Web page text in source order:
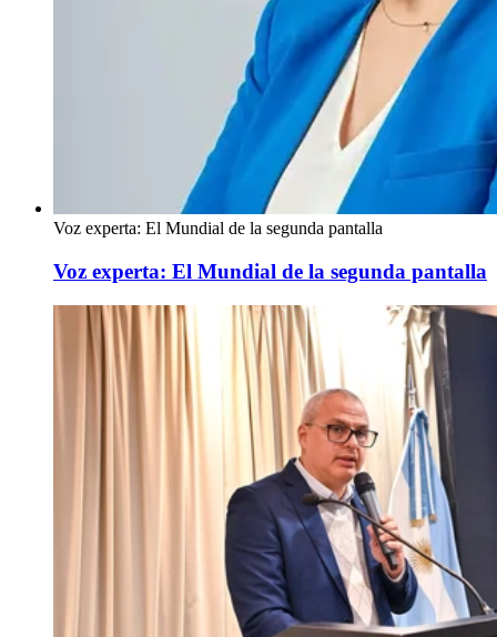
Voz experta: El Mundial de la segunda pantalla
Voz experta: El Mundial de la segunda pantalla